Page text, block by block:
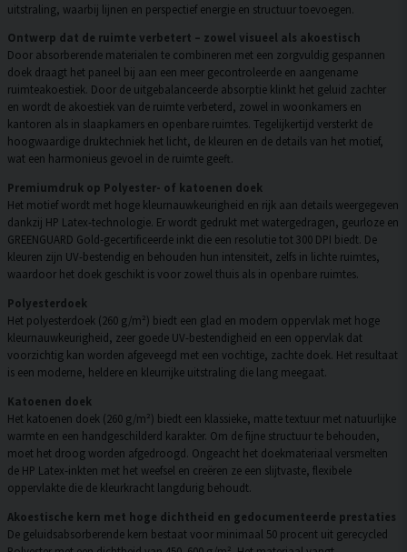
uitstraling, waarbij lijnen en perspectief energie en structuur toevoegen.
Ontwerp dat de ruimte verbetert – zowel visueel als akoestisch
Door absorberende materialen te combineren met een zorgvuldig gespannen
doek draagt het paneel bij aan een meer gecontroleerde en aangename
ruimteakoestiek. Door de uitgebalanceerde absorptie klinkt het geluid zachter
en wordt de akoestiek van de ruimte verbeterd, zowel in woonkamers en
kantoren als in slaapkamers en openbare ruimtes. Tegelijkertijd versterkt de
hoogwaardige druktechniek het licht, de kleuren en de details van het motief,
wat een harmonieus gevoel in de ruimte geeft.
Premiumdruk op Polyester- of katoenen doek
Het motief wordt met hoge kleurnauwkeurigheid en rijk aan details weergegeven
dankzij HP Latex-technologie. Er wordt gedrukt met watergedragen, geurloze en
GREENGUARD Gold-gecertificeerde inkt die een resolutie tot 300 DPI biedt. De
kleuren zijn UV-bestendig en behouden hun intensiteit, zelfs in lichte ruimtes,
waardoor het doek geschikt is voor zowel thuis als in openbare ruimtes.
Polyesterdoek
Het polyesterdoek (260 g/m²) biedt een glad en modern oppervlak met hoge
kleurnauwkeurigheid, zeer goede UV-bestendigheid en een oppervlak dat
voorzichtig kan worden afgeveegd met een vochtige, zachte doek. Het resultaat
is een moderne, heldere en kleurrijke uitstraling die lang meegaat.
Katoenen doek
Het katoenen doek (260 g/m²) biedt een klassieke, matte textuur met natuurlijke
warmte en een handgeschilderd karakter. Om de fijne structuur te behouden,
moet het droog worden afgedroogd. Ongeacht het doekmateriaal versmelten
de HP Latex-inkten met het weefsel en creëren ze een slijtvaste, flexibele
oppervlakte die de kleurkracht langdurig behoudt.
Akoestische kern met hoge dichtheid en gedocumenteerde prestaties
De geluidsabsorberende kern bestaat voor minimaal 50 procent uit gerecycled